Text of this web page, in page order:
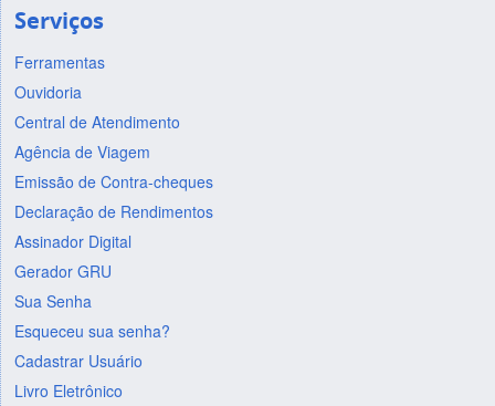
Serviços
Ferramentas
Ouvidoria
Central de Atendimento
Agência de Viagem
Emissão de Contra-cheques
Declaração de Rendimentos
Assinador Digital
Gerador GRU
Sua Senha
Esqueceu sua senha?
Cadastrar Usuário
Livro Eletrônico